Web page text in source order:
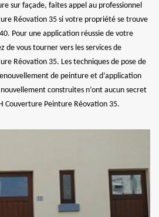
sur façade, faites appel au professionnel
Réovation 35 si votre propriété se trouve
Pour une application réussie de votre
de vous tourner vers les services de
Réovation 35. Les techniques de pose de
de peinture et d’application
construites n’ont aucun secret
Couverture Peinture Réovation 35.